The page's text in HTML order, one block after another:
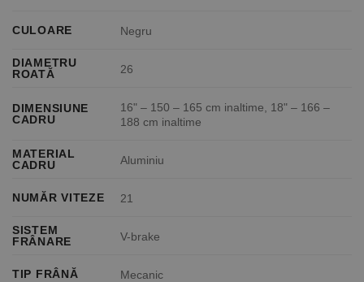
CULOARE Negru
DIAMETRU
ROATĂ
26
DIMENSIUNE
CADRU
16" – 150 – 165 cm inaltime, 18" – 166 –
188 cm inaltime
MATERIAL
CADRU
Aluminiu
NUMĂR VITEZE 21
SISTEM
FRÂNARE
V-brake
TIP FRÂNĂ Mecanic